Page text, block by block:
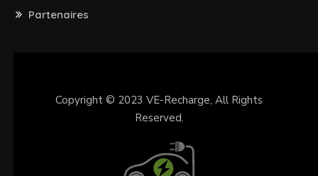
Partenaires
Copyright © 2023 VE-Recharge, All Rights
Reserved.